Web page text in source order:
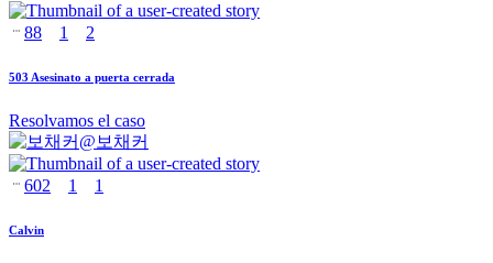
88 1 2
503 Asesinato a puerta cerrada
Resolvamos el caso
@ 보채커
602 1 1
Calvin